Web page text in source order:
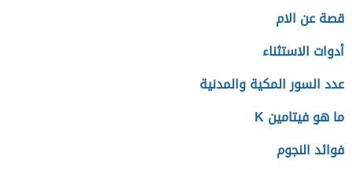
قصة عن الام
أدوات الاستثناء
عدد السور المكية والمدنية
ما هو فيتامين K
فوائد النجوم